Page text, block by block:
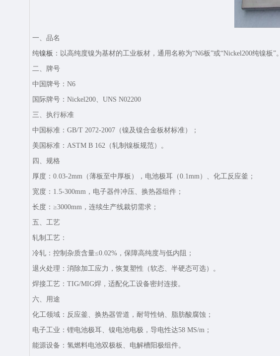
一、品名‌
纯镍板‌ ：以高纯度镍为基材的工业板材，通用名称为“N6板”或“Nickel200纯镍板”。
二、牌号‌
‌中国牌号‌：N6
国际牌号‌：Nickel200‌、UNS N02200
三、执行标准‌
中国标准‌：GB/T 2072-2007（镍及镍合金板材标准）；
美国标准‌：ASTM B 162（轧制镍板规范）。
四、规格‌
厚度：0.03-2mm（薄板至中厚板），电池极耳（0.1mm）、化工反应釜；
宽度‌：1.5-300mm，电子器件冲压、换热器组件；
长度‌：≥3000mm，连续生产线裁切需求；
五、工艺‌
轧制工艺‌：
冷轧‌：控制杂质含量≤0.02%，保障高纯度与低内阻；
退火处理‌：消除加工应力，恢复塑性（软态、半硬态可选）。
焊接工艺‌：TIG/MIG焊，适配化工设备密封连接。
六、用途‌
化工领域‌：反应釜、换热器管道，耐苛性钠、脂肪酸腐蚀；
电子工业‌：锂电池极耳、镍电池电极，导电性达58 MS/m；
能源设备‌：氢燃料电池双极板、电解槽阳极组件。